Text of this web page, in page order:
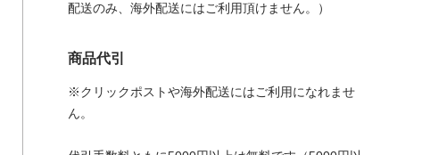
配送のみ、海外配送にはご利用頂けません。）
商品代引
※クリックポストや海外配送にはご利用になれませ
ん。